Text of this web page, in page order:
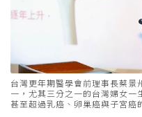
台灣更年期醫學會前理事長蔡
一，尤其三分之一的台灣婦女
甚至超過乳癌、卵巢癌與子宮癌